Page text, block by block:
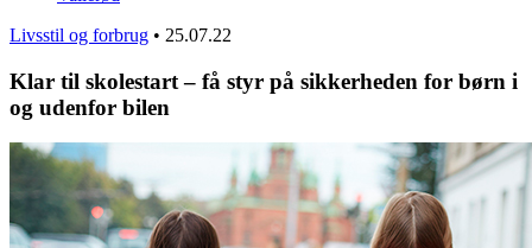
Livsstil og forbrug • 25.07.22
Klar til skolestart – få styr på sikkerheden for børn i
og udenfor bilen